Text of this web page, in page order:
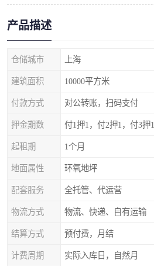
产品描述
仓储城市 上海
建筑面积 10000平方米
付款方式 对公转账，扫码支付
押金期数 付1押1，付2押1，付3押1
起租期 1个月
地面属性 环氧地坪
配套服务 全托管、代运营
物流方式 物流、快递、自有运输
结算方式 预付费，月结
计费周期 实际入库日，自然月